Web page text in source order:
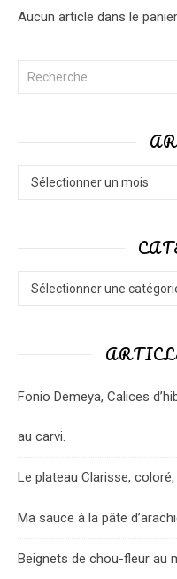
Aucun article dans le
Fonio Demeya, Calices
au carvi.
Le plateau Clarisse,
Ma sauce à la pâte
Beignets de chou-fleur au